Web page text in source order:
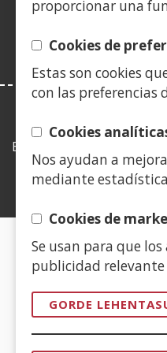
proporcionar una
Cookies de
Estas son cookies
con las preferencias
Cookies
Nos ayudan a
mediante
Cookies de
Se usan para que
publicidad relevante
GORDE
Esta web se ajusta a lo
9 de diciembre, de
información
CERTIFICADOS DE